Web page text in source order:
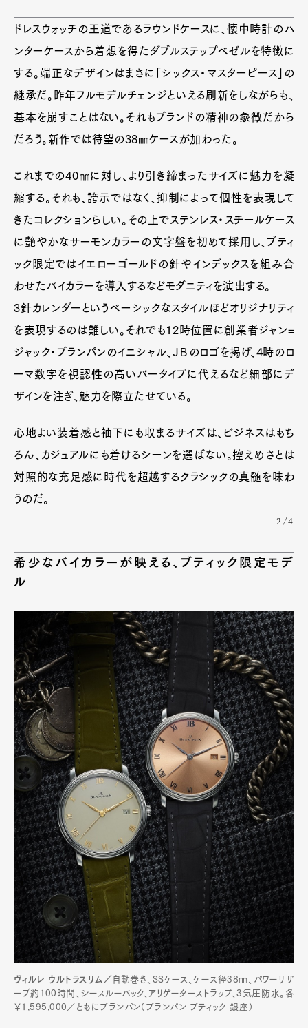
Pen Membership
Magazine
Contact
Pen Meet
ドレスウォッチの王道であるラウンドケースに、懐中時計のハ
ンターケースから着想を得たダブルステップベゼルを特徴に
する。端正なデザインはまさに「シックス・マスターピース」の
継承だ。昨年フルモデルチェンジといえる刷新をしながらも、
基本を崩すことはない。それもブランドの精神の象徴だから
だろう。新作では待望の38㎜ケースが加わった。
これまでの40㎜に対し、より引き締まったサイズに魅力を凝
縮する。それも、誇示ではなく、抑制によって個性を表現して
きたコレクションらしい。その上でステンレス・スチールケース
に艶やかなサーモンカラーの文字盤を初めて採用し、ブティ
ック限定ではイエローゴールドの針やインデックスを組み合
わせたバイカラーを導入するなどモダニティを演出する。
3針カレンダーというベーシックなスタイルほどオリジナリティ
を表現するのは難しい。それでも12時位置に創業者ジャン=
ジャック・ブランパンのイニシャル、ＪＢのロゴを掲げ、4時のロ
ーマ数字を視認性の高いバータイプに代えるなど細部にデ
ザインを注ぎ、魅力を際立たせている。
心地よい装着感と袖下にも収まるサイズは、ビジネスはもち
ろん、カジュアルにも着けるシーンを選ばない。控えめさとは
対照的な充足感に時代を超越するクラシックの真髄を味わ
うのだ。
2/4
希少なバイカラーが映える、ブティック限定モデ
ル
ヴィルレ ウルトラスリム／ 自動巻き、SSケース、ケース径38㎜、パワーリザ
ーブ約100時間、シースルーバック、アリゲーターストラップ、3気圧防水。各
￥1,595,000／ともにブランパン（ブランパン ブティック 銀座）